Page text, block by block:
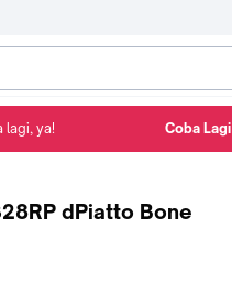
dPiatto Bone
lagi, ya! Coba Lagi